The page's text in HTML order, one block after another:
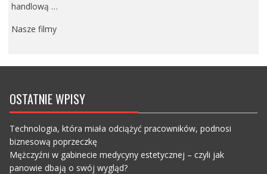
handlową …
Nasze filmy
OSTATNIE WPISY
Technologia, która miała odciążyć pracowników, podnosi
biznesową poprzeczkę
Mężczyźni w gabinecie medycyny estetycznej – czyli jak
panowie dbają o swój wygląd?